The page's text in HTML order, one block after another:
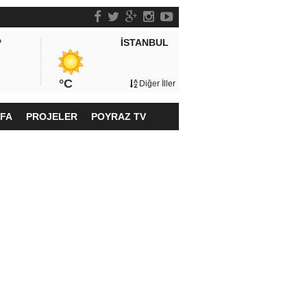
İSTANBUL
°C Diğer İller
PROJELER POYRAZ TV